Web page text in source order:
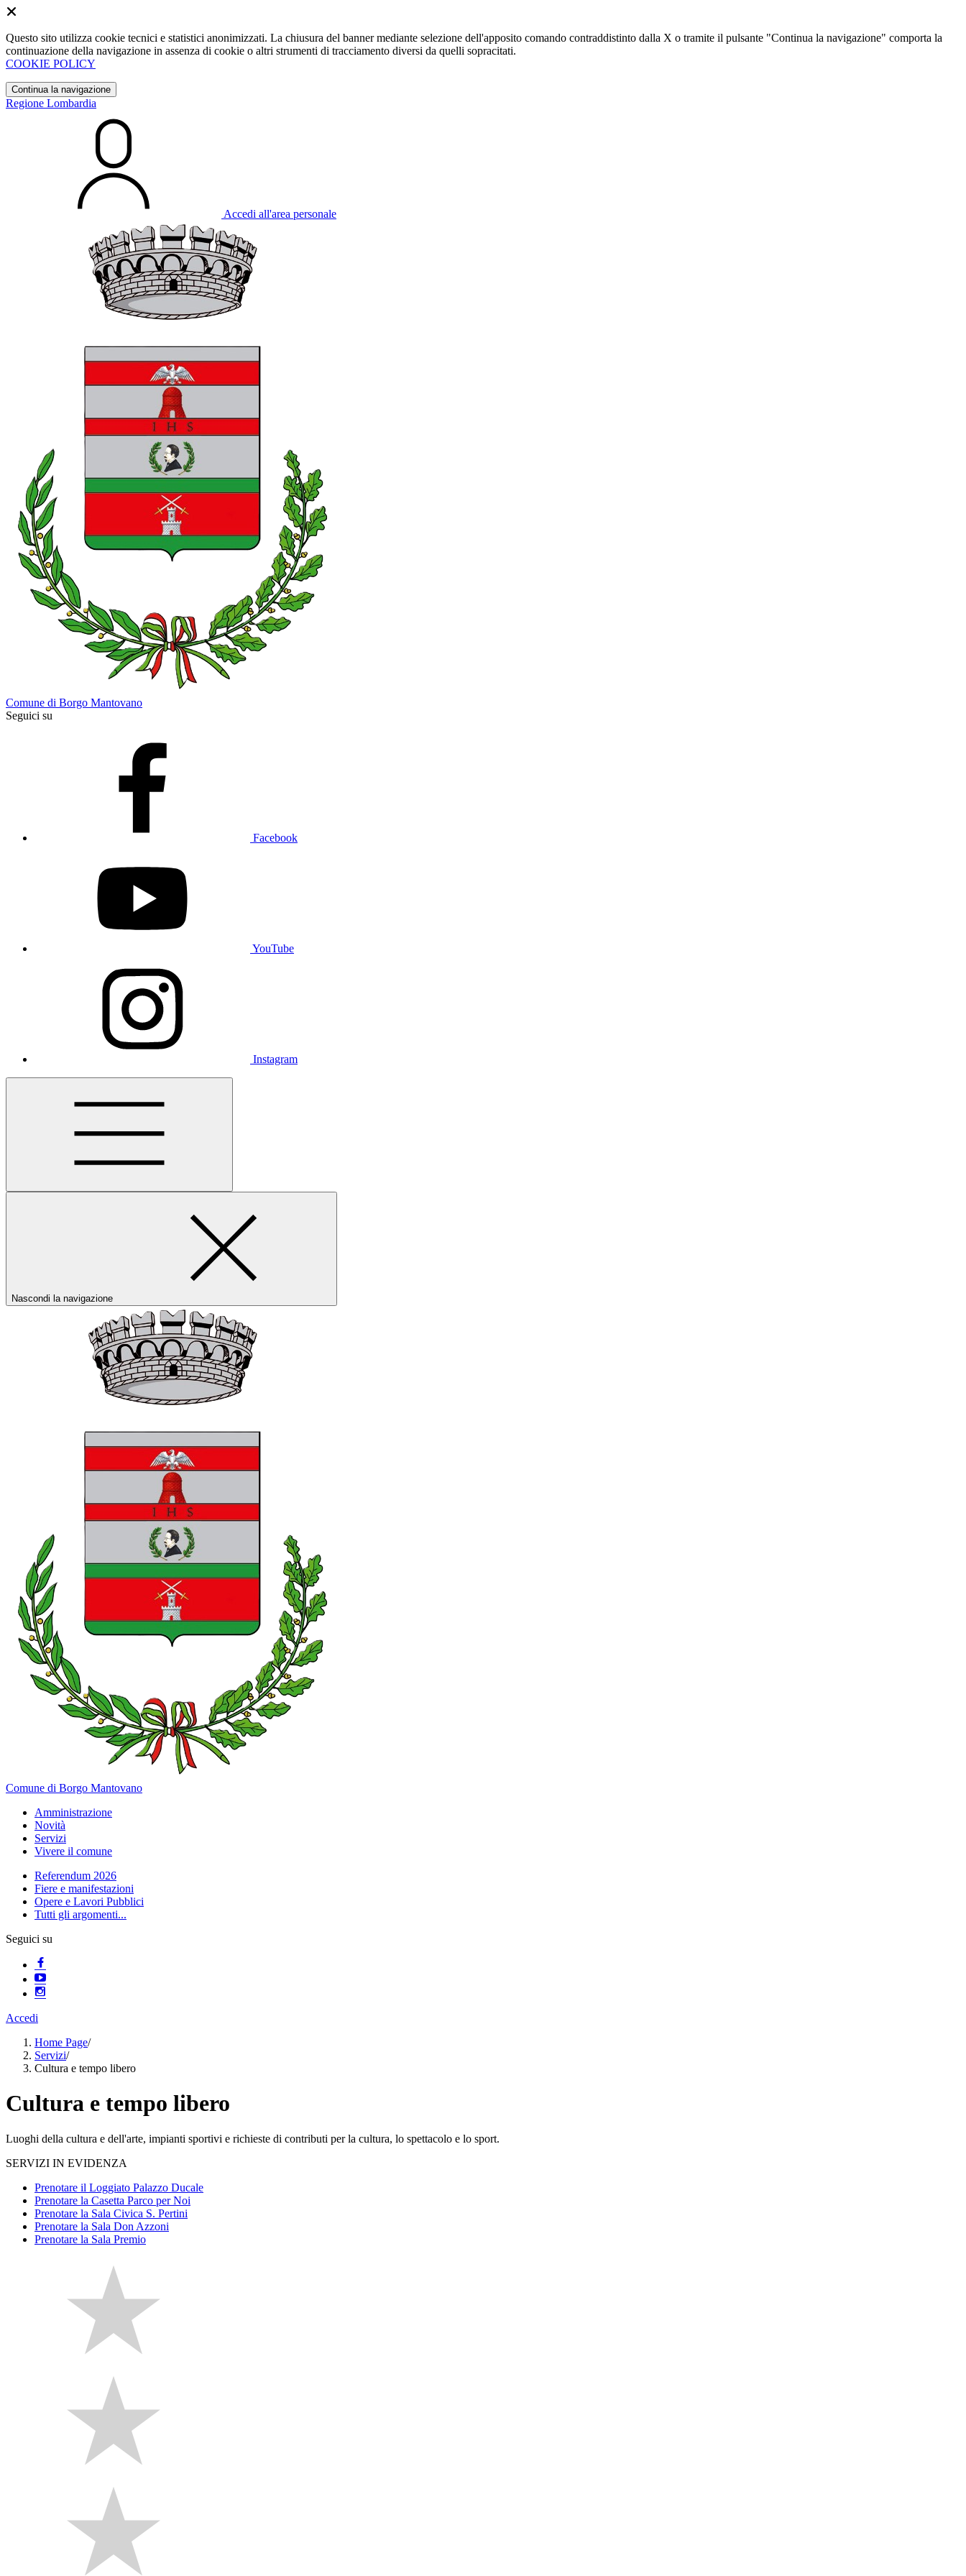
Questo sito utilizza cookie tecnici e statistici anonimizzati. La chiusura del banner mediante selezione dell'apposito comando contraddistinto dalla X o tramite il pulsante "Continua la navigazione" comporta la
continuazione della navigazione in assenza di cookie o altri strumenti di tracciamento diversi da quelli sopracitati.
COOKIE POLICY
Continua la navigazione
Regione Lombardia
Accedi all'area personale
Comune di Borgo Mantovano
Seguici su
Facebook
YouTube
Instagram
Nascondi la navigazione
Comune di Borgo Mantovano
Amministrazione
Novità
Servizi
Vivere il comune
Referendum 2026
Fiere e manifestazioni
Opere e Lavori Pubblici
Tutti gli argomenti...
Seguici su
Accedi
Home Page/
Servizi/
Cultura e tempo libero
Cultura e tempo libero
Luoghi della cultura e dell'arte, impianti sportivi e richieste di contributi per la cultura, lo spettacolo e lo sport.
SERVIZI IN EVIDENZA
Prenotare il Loggiato Palazzo Ducale
Prenotare la Casetta Parco per Noi
Prenotare la Sala Civica S. Pertini
Prenotare la Sala Don Azzoni
Prenotare la Sala Premio